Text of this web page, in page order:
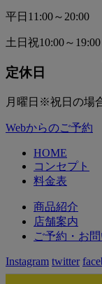
平日 11:00～20:00
土日祝10:00～19:00
定休日
月曜日 ※祝日の場
Webからのご予約
HOME
コンセプト
料金表
商品紹介
店舗案内
ご予約・お
Instagram twitter